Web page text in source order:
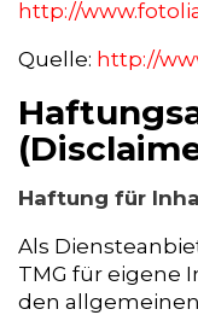
http://
Quelle: http://
Haftung für
Als
TMG für eigene
den